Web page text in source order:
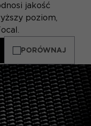
jakość
poziom,
PORÓWNAJ